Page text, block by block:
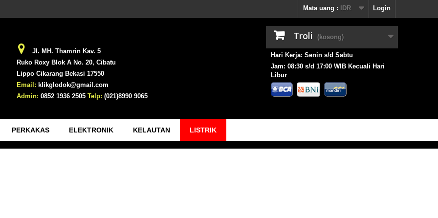
Login
Mata uang : IDR
Jl. MH. Thamrin Kav. 5
Ruko Roxy Blok A No. 20, Cibatu
Lippo Cikarang Bekasi 17550
Email: klikglodok@gmail.com
Admin: 0852 1936 2505 Telp: (021)8990 9065
Troli (kosong)
Hari Kerja: Senin s/d Sabtu
Jam: 08:30 s/d 17:00 WIB Kecuali Hari
Libur
PERKAKAS ELEKTRONIK KELAUTAN LISTRIK